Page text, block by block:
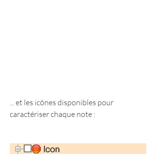
... et les icônes disponibles pour
caractériser chaque note :